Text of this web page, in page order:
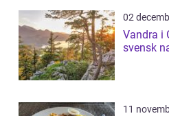
02
Vandra i
svensk
11